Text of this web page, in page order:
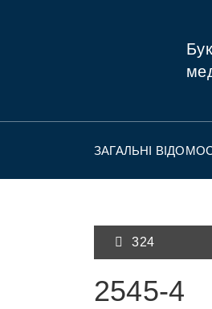
ЗАГАЛЬНІ
324
2545-4